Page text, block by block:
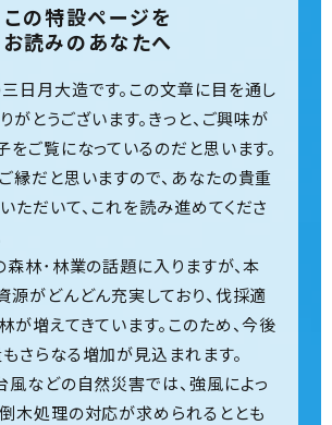
この特設ページを
お読みのあなたへ
日月大造です。この文章に目を通し
がとうございます。きっと、ご興味が
をご覧になっているのだと思います。
縁だと思いますので、あなたの貴重
ただいて、これを読み進めてくださ
森林･林業の話題に入りますが、本
源がどんどん充実しており、伐採適
が増えてきています。このため、今後
さらなる増加が見込まれます。
風などの自然災害では、強風によっ
木処理の対応が求められるととも